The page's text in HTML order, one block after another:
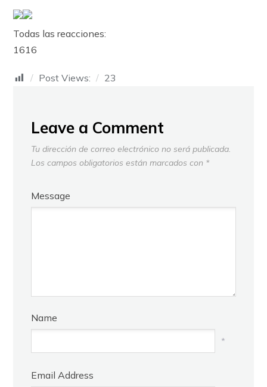
Todas las reacciones:
1616
Post Views: 23
Leave a Comment
Tu dirección de correo electrónico no será publicada.
Los campos obligatorios están marcados con *
Message
Name
*
Email Address